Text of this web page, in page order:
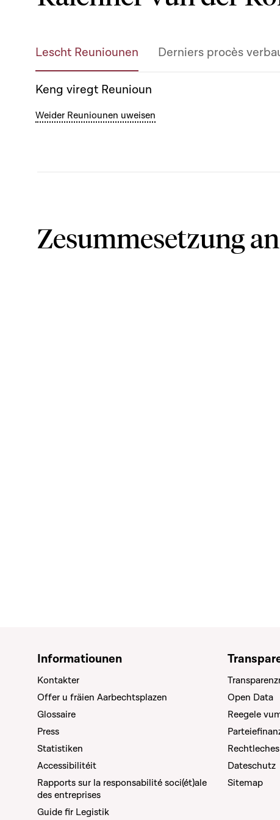
Lescht Reuniounen Derniers procès
Keng viregt Reunioun
Weider Reuniounen uweisen
Zesummesetzung
Informatiounen
Kontakter
Offer u fräien Aarbechtsplazen
Glossaire
Press
Statistiken
Accessibilitéit
Rapports sur la responsabilité soci(ét)ale
des entreprises
Guide fir Legistik
Open Data
Reegele
Dateschutz
Sitemap